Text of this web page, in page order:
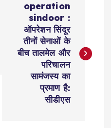
operation
sindoor :
ऑपरेशन सिंदूर
तीनों सेनाओं के
बीच तालमेल और
परिचालन
सामंजस्य का
प्रमाण है:
सीडीएस